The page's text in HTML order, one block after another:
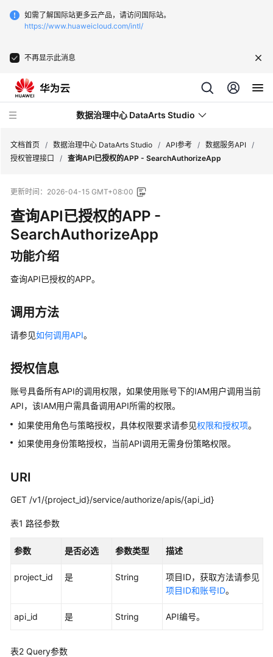
如需了解国际站更多云产品，请访问国际站。
https://www.huaweicloud.com/intl/
不再显示此消息
数据治理中心 DataArts Studio
新
动
态
服
务
公
产
品
绍
数
据
理
方
快
入
户
佳
文档首页 / 数据治理中心 DataArts Studio / API参考 / 数据服务API /
授权管理接口
/ 查询API已授权的APP - SearchAuthorizeApp
更新时间： 2026-04-15 GMT+08:00
查询API已授权的APP -
SearchAuthorizeApp
功能介绍
查询API已授权的APP。
调用方法
请参见如何调用API。
授权信息
账号具备所有API的调用权限，如果使用账号下的IAM用户调用当前
API，该IAM用户需具备调用API所需的权限。
如果使用角色与策略授权，具体权限要求请参见权限和授权项。
如果使用身份策略授权，当前API调用无需身份策略权限。
URI
GET /v1/{project_id}/service/authorize/apis/{api_id}
表1 路径参数
参数 是否必选 参数类型 描述
project_id 是 String
项目ID，获取方法请参见
项目ID和账号ID。
api_id 是 String API编号。
表2 Query参数